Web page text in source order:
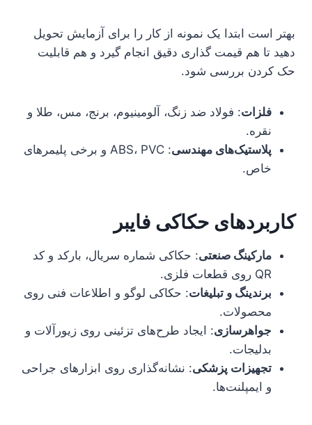
بهتر است ابتدا یک نمونه از کار را برای آزمایش تحویل
دهید تا هم قیمت گذاری دقیق انجام گیرد و هم قابلیت
حک کردن بررسی شود.
فلزات: فولاد ضد زنگ، آلومینیوم، برنج، مس، طلا و
نقره.
پلاستیک‌های مهندسی
: ABS، PVC و برخی پلیمرهای
خاص.
کاربردهای حکاکی فایبر
مارکینگ صنعتی: حکاکی شماره سریال، بارکد و کد
QR روی قطعات فلزی.
برندینگ و تبلیغات: حکاکی لوگو و اطلاعات فنی روی
محصولات.
جواهرسازی: ایجاد طرح‌های تزئینی روی زیورآلات و
بدلیجات.
تجهیزات پزشکی: نشانه‌گذاری روی ابزارهای جراحی
و ایمپلنت‌ها.